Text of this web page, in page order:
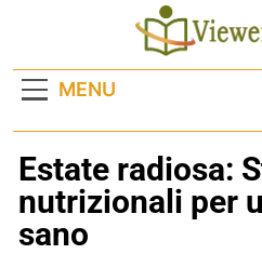
MENU
Estate radiosa:
nutrizionali per
sano